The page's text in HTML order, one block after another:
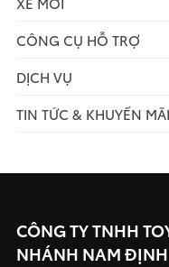
CÔNG CỤ HỖ TRỢ
DỊCH VỤ
TIN TỨC & KHUYẾN MÃI
CÔNG TY TNHH
NHÁNH NAM ĐỊNH